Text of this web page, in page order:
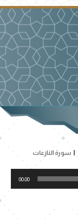
سورة النازعات
00:00